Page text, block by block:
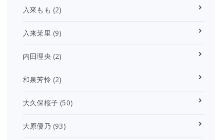
入來もも (2)
入来茉里 (9)
内田理央 (2)
和泉芳怜 (2)
大久保桜子 (50)
大原優乃 (93)